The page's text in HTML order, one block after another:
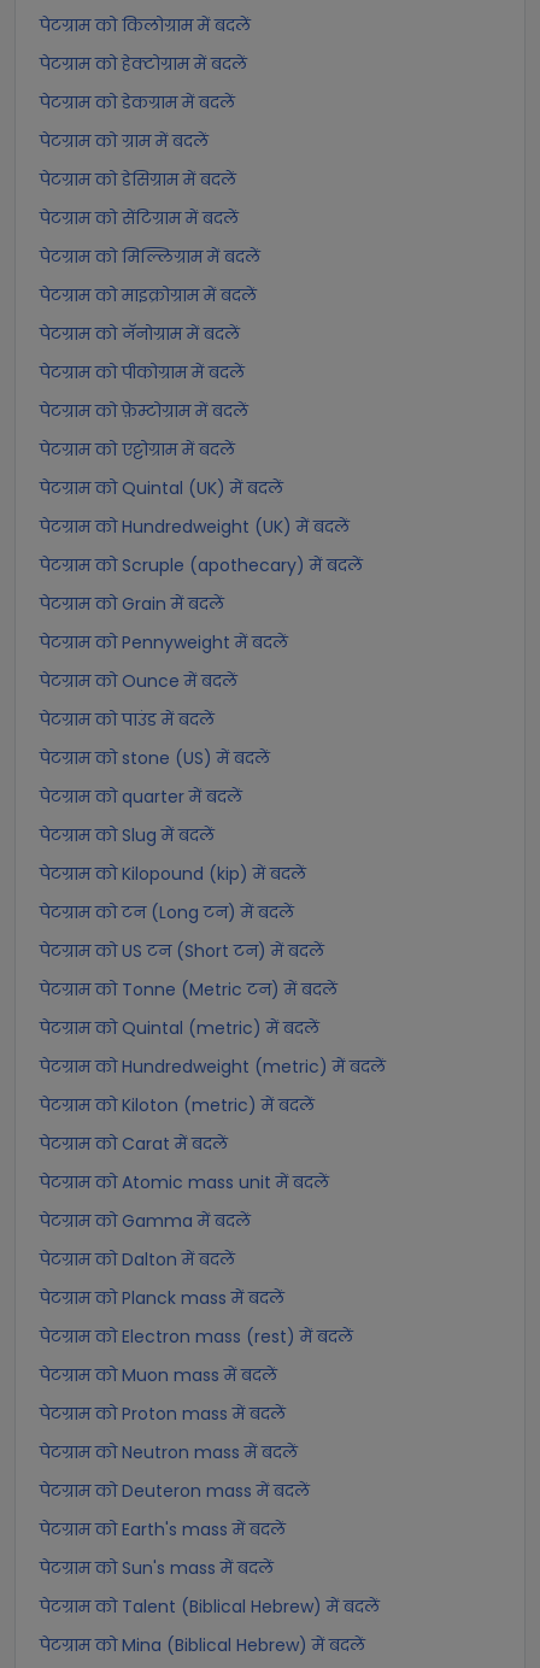
पेटग्राम को किलोग्राम में बदलें
पेटग्राम को हेक्टोग्राम में बदलें
पेटग्राम को डेकग्राम में बदलें
पेटग्राम को ग्राम में बदलें
पेटग्राम को डेसिग्राम में बदलें
पेटग्राम को सेंटिग्राम में बदलें
पेटग्राम को मिल्लिग्राम में बदलें
पेटग्राम को माइक्रोग्राम में बदलें
पेटग्राम को नॅनोग्राम में बदलें
पेटग्राम को पीकोग्राम में बदलें
पेटग्राम को फ़ेम्टोग्राम में बदलें
पेटग्राम को एट्टोग्राम में बदलें
पेटग्राम को Quintal (UK) में बदलें
पेटग्राम को Hundredweight (UK) में बदलें
पेटग्राम को Scruple (apothecary) में बदलें
पेटग्राम को Grain में बदलें
पेटग्राम को Pennyweight में बदलें
पेटग्राम को Ounce में बदलें
पेटग्राम को पाउंड में बदलें
पेटग्राम को stone (US) में बदलें
पेटग्राम को quarter में बदलें
पेटग्राम को Slug में बदलें
पेटग्राम को Kilopound (kip) में बदलें
पेटग्राम को टन (Long टन) में बदलें
पेटग्राम को US टन (Short टन) में बदलें
पेटग्राम को Tonne (Metric टन) में बदलें
पेटग्राम को Quintal (metric) में बदलें
पेटग्राम को Hundredweight (metric) में बदलें
पेटग्राम को Kiloton (metric) में बदलें
पेटग्राम को Carat में बदलें
पेटग्राम को Atomic mass unit में बदलें
पेटग्राम को Gamma में बदलें
पेटग्राम को Dalton में बदलें
पेटग्राम को Planck mass में बदलें
पेटग्राम को Electron mass (rest) में बदलें
पेटग्राम को Muon mass में बदलें
पेटग्राम को Proton mass में बदलें
पेटग्राम को Neutron mass में बदलें
पेटग्राम को Deuteron mass में बदलें
पेटग्राम को Earth's mass में बदलें
पेटग्राम को Sun's mass में बदलें
पेटग्राम को Talent (Biblical Hebrew) में बदलें
पेटग्राम को Mina (Biblical Hebrew) में बदलें